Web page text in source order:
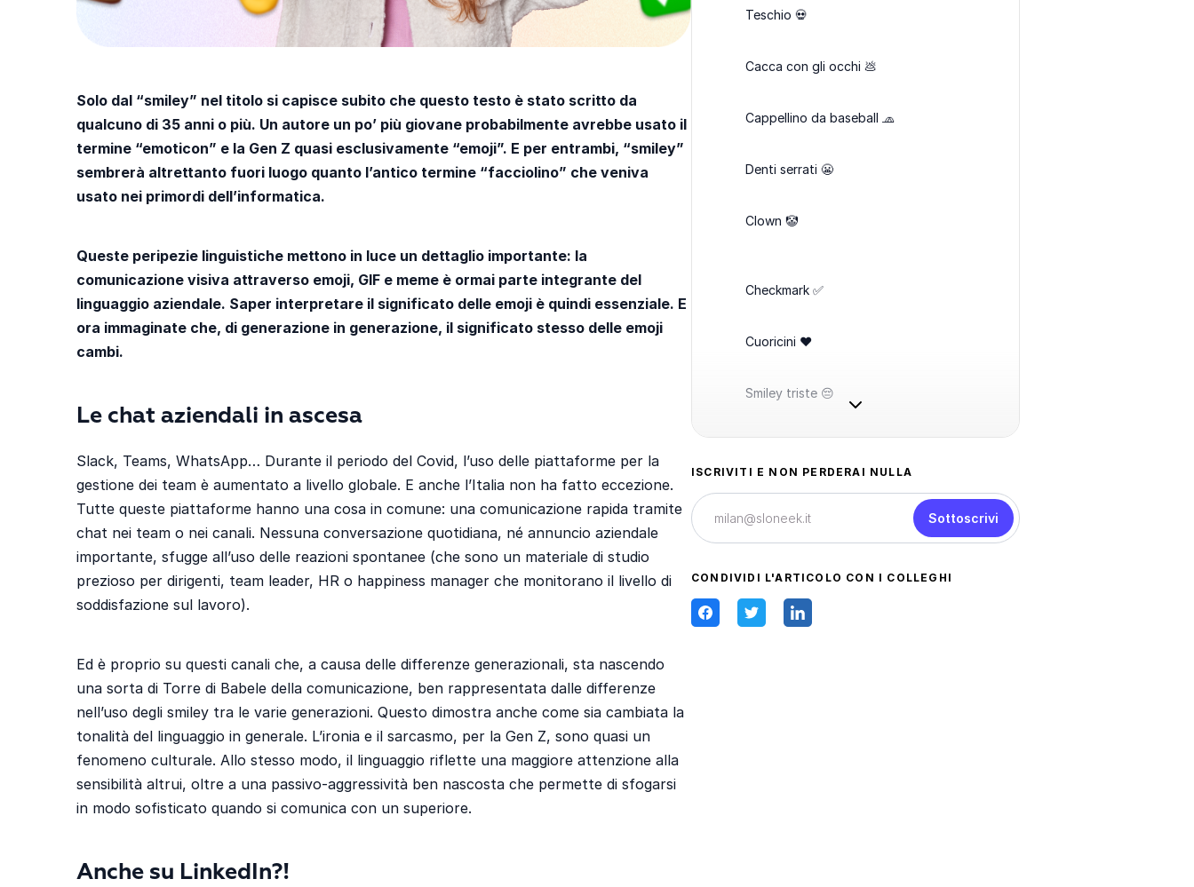
Solo dal “smiley” nel titolo si capisce subito che questo testo è stato scritto da
qualcuno di 35 anni o più. Un autore un po’ più giovane probabilmente avrebbe usato il
termine “emoticon” e la Gen Z quasi esclusivamente “emoji”. E per entrambi, “smiley”
sembrerà altrettanto fuori luogo quanto l’antico termine “facciolino” che veniva
usato nei primordi dell’informatica.
Queste peripezie linguistiche mettono in luce un dettaglio importante: la
comunicazione visiva attraverso emoji, GIF e meme è ormai parte integrante del
linguaggio aziendale. Saper interpretare il significato delle emoji è quindi essenziale. E
ora immaginate che, di generazione in generazione, il significato stesso delle emoji
cambi.
Le chat aziendali in ascesa
Slack, Teams, WhatsApp… Durante il periodo del Covid, l’uso delle piattaforme per la
gestione dei team è aumentato a livello globale. E anche l’Italia non ha fatto eccezione.
Tutte queste piattaforme hanno una cosa in comune: una comunicazione rapida tramite
chat nei team o nei canali. Nessuna conversazione quotidiana, né annuncio aziendale
importante, sfugge all’uso delle reazioni spontanee (che sono un materiale di studio
prezioso per dirigenti, team leader, HR o happiness manager che monitorano il livello di
soddisfazione sul lavoro).
Ed è proprio su questi canali che, a causa delle differenze generazionali, sta nascendo
una sorta di Torre di Babele della comunicazione, ben rappresentata dalle differenze
nell’uso degli smiley tra le varie generazioni. Questo dimostra anche come sia cambiata la
tonalità del linguaggio in generale. L’ironia e il sarcasmo, per la Gen Z, sono quasi un
fenomeno culturale. Allo stesso modo, il linguaggio riflette una maggiore attenzione alla
sensibilità altrui, oltre a una passivo-aggressività ben nascosta che permette di sfogarsi
in modo sofisticato quando si comunica con un superiore.
Anche su LinkedIn?!
Teschio 💀
Cacca con gli occhi 💩
Cappellino da baseball 🧢
Denti serrati 😬
Clown 🤡
Checkmark ✅
Cuoricini ❤️
Smiley triste 😔
ISCRIVITI E NON PERDERAI NULLA
Sottoscrivi
CONDIVIDI L'ARTICOLO CON I COLLEGHI